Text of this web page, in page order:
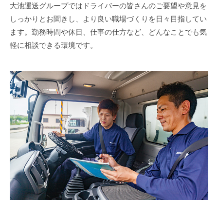
大池運送グループではドライバーの皆さんのご要望や意見を
しっかりとお聞きし、より良い職場づくりを日々目指してい
ます。勤務時間や休日、仕事の仕方など、どんなことでも気
軽に相談できる環境です。